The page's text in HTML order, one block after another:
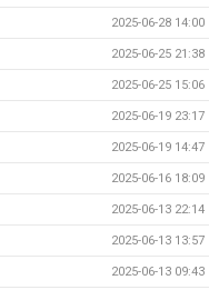
2025-06-28 14:00
2025-06-25 21:38
2025-06-25 15:06
2025-06-19 23:17
2025-06-19 14:47
2025-06-16 18:09
2025-06-13 22:14
2025-06-13 13:57
2025-06-13 09:43